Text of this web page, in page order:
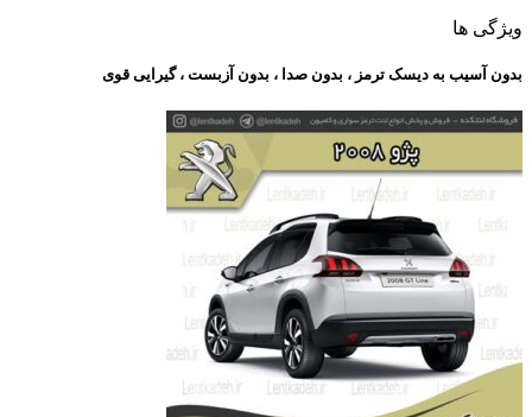
ویژگی ها
بدون آسیب به دیسک ترمز ، بدون صدا ، بدون آزبست ، گیرایی قوی​